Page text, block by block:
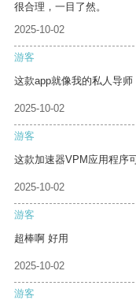
很合理，一目了然。
2025-10-02
游客
这款app就像我的私人导师
2025-10-02
游客
这款加速器VPM应用程序
2025-10-02
游客
超棒啊 好用
2025-10-02
游客